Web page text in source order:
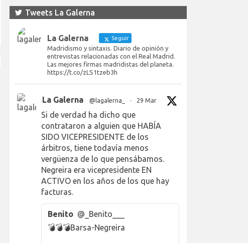
Tweets La Galerna
La Galerna Seguir
Madridismo y sintaxis. Diario de opinión y
entrevistas relacionadas con el Real Madrid.
Las mejores firmas madridistas del planeta.
https://t.co/zLS1tzeb3h
La Galerna @lagalerna_ · 29 Mar
Si de verdad ha dicho que
contrataron a alguien que HABÍA
SIDO VICEPRESIDENTE de los
árbitros, tiene todavía menos
vergüenza de lo que pensábamos.
Negreira era vicepresidente EN
ACTIVO en los años de los que hay
facturas.
Benito @_Benito___
💣💣💣Barsa-Negreira